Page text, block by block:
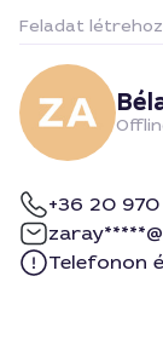
Feladat
+36 20
Telefonon